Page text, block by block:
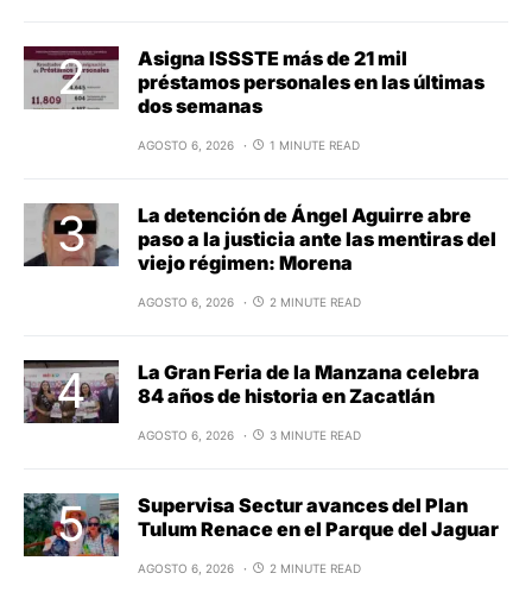
Asigna ISSSTE más de 21 mil
préstamos personales en las últimas
dos semanas
AGOSTO 6, 2026 1 MINUTE READ
La detención de Ángel Aguirre abre
paso a la justicia ante las mentiras del
viejo régimen: Morena
AGOSTO 6, 2026 2 MINUTE READ
La Gran Feria de la Manzana celebra
84 años de historia en Zacatlán
AGOSTO 6, 2026 3 MINUTE READ
Supervisa Sectur avances del Plan
Tulum Renace en el Parque del Jaguar
AGOSTO 6, 2026 2 MINUTE READ